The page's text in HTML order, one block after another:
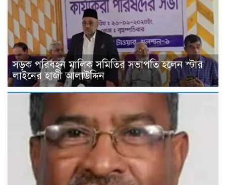
সড়ক পরিবহন মালিক সমিতির সভাপতি হলেন স্টার
লাইনের হাজী আলাউদ্দিন